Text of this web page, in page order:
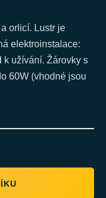
orlicí. Lustr je
elektroinstalace:
k užívání. Žárovky s
60W (vhodné jsou